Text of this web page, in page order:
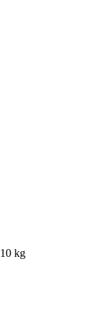
kg